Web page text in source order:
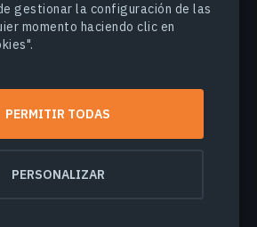
gestionar la configuración de las
momento haciendo clic en
PERMITIR TODAS
PERSONALIZAR
de los datos